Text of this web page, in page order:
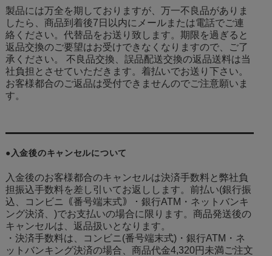
製品には万全を期しておりますが、万一不良品がありま
したら、商品到着後7日以内にメールまたは電話でご連
絡ください。代替品をお送り致します。期限を過ぎると
返品交換のご要望はお受けできなくなりますので、ご了
承ください。 不良品交換、誤品配送交換の返品送料は当
社負担とさせていただきます。着払いでお送り下さい。
お客様都合のご返品は受付できませんのでご注意願いま
す。
●入金後のキャンセルについて
入金後のお客様都合のキャンセルは決済手数料と弊社負
担振込手数料を差し引いてお返しします。前払い(銀行振
込、コンビニ｟番号端末式｠・銀行ATM・ネットバンキ
ング決済、 )でお支払いの場合に限ります。商品発送後の
キャンセルは、返品扱いとなります。
・決済手数料は、コンビニ(番号端末式)・銀行ATM・ネ
ットバンキング決済の場合、商品代金4,320円未満ご注文